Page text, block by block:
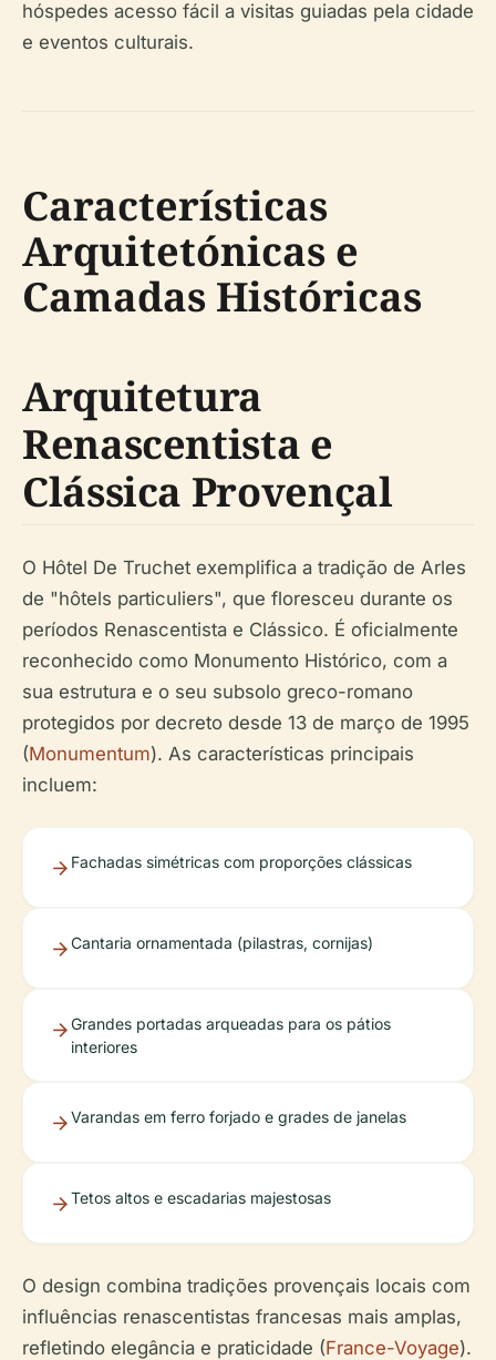
hóspedes acesso fácil a visitas guiadas pela cidade
e eventos culturais.
Características
Arquitetónicas e
Camadas Históricas
Arquitetura
Renascentista e
Clássica Provençal
O Hôtel De Truchet exemplifica a tradição de Arles
de "hôtels particuliers", que floresceu durante os
períodos Renascentista e Clássico. É oficialmente
reconhecido como Monumento Histórico, com a
sua estrutura e o seu subsolo greco-romano
protegidos por decreto desde 13 de março de 1995
(Monumentum). As características principais
incluem:
Fachadas simétricas com proporções clássicas
Cantaria ornamentada (pilastras, cornijas)
Grandes portadas arqueadas para os pátios
interiores
Varandas em ferro forjado e grades de janelas
Tetos altos e escadarias majestosas
O design combina tradições provençais locais com
influências renascentistas francesas mais amplas,
refletindo elegância e praticidade (France-Voyage).